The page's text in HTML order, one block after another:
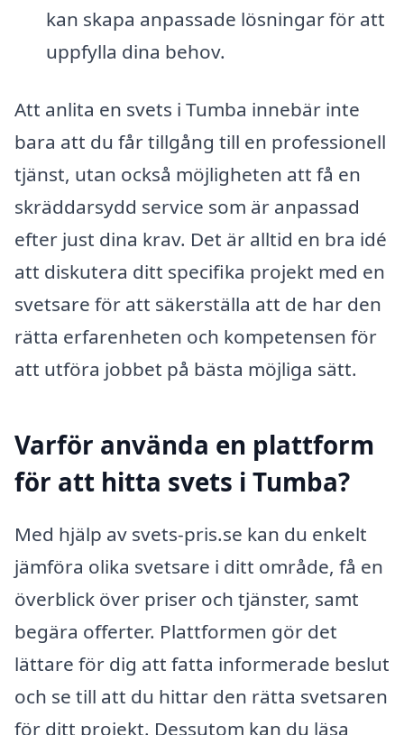
kan skapa anpassade lösningar för att
uppfylla dina behov.
Att anlita en svets i Tumba innebär inte
bara att du får tillgång till en professionell
tjänst, utan också möjligheten att få en
skräddarsydd service som är anpassad
efter just dina krav. Det är alltid en bra idé
att diskutera ditt specifika projekt med en
svetsare för att säkerställa att de har den
rätta erfarenheten och kompetensen för
att utföra jobbet på bästa möjliga sätt.
Varför använda en plattform
för att hitta svets i Tumba?
Med hjälp av svets-pris.se kan du enkelt
jämföra olika svetsare i ditt område, få en
överblick över priser och tjänster, samt
begära offerter. Plattformen gör det
lättare för dig att fatta informerade beslut
och se till att du hittar den rätta svetsaren
för ditt projekt. Dessutom kan du läsa